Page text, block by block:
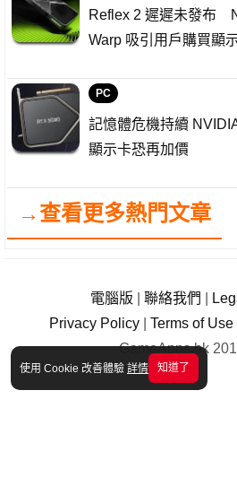
使用 Cookie 改善體驗 詳情 知道了
Reflex 2 遲遲未發布
Warp 吸引用戶購買顯
PC
記憶體危機持續
顯示卡恐再加價
→查看更多熱門文章
電腦版 聯絡我們
Privacy Policy
Terms of Use
GameApps.hk